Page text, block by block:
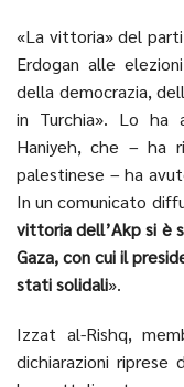
«La vittoria» del
Erdogan alle
della democrazia,
in Turchia». Lo ha
Haniyeh, che – ha
palestinese – ha
In un comunicato
vittoria dell’Akp si è
Gaza, con cui il
stati solidali».
Izzat al-Rishq,
dichiarazioni riprese